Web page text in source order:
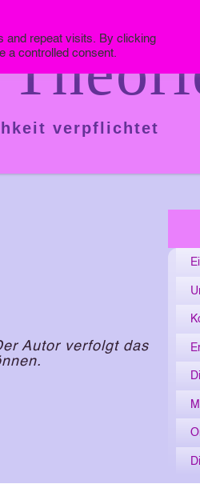
verpflichtet
Autor verfolgt das
and repeat visits. By clicking
a controlled consent.